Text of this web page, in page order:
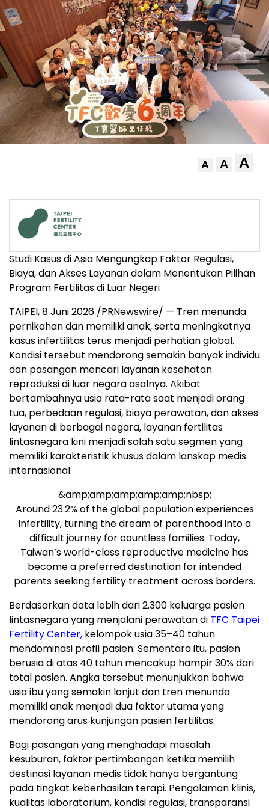
A A A
Studi Kasus di Asia Mengungkap Faktor Regulasi,
Biaya, dan Akses Layanan dalam Menentukan Pilihan
Program Fertilitas di Luar Negeri
TAIPEI, 8 Juni 2026 /PRNewswire/ — Tren menunda
pernikahan dan memiliki anak, serta meningkatnya
kasus infertilitas terus menjadi perhatian global.
Kondisi tersebut mendorong semakin banyak individu
dan pasangan mencari layanan kesehatan
reproduksi di luar negara asalnya. Akibat
bertambahnya usia rata-rata saat menjadi orang
tua, perbedaan regulasi, biaya perawatan, dan akses
layanan di berbagai negara, layanan fertilitas
lintasnegara kini menjadi salah satu segmen yang
memiliki karakteristik khusus dalam lanskap medis
internasional.
&amp;amp;amp;amp;amp;nbsp;
Around 23.2% of the global population experiences
infertility, turning the dream of parenthood into a
difficult journey for countless families. Today,
Taiwan’s world-class reproductive medicine has
become a preferred destination for intended
parents seeking fertility treatment across borders.
Berdasarkan data lebih dari 2.300 keluarga pasien
lintasnegara yang menjalani perawatan di TFC Taipei
Fertility Center, kelompok usia 35–40 tahun
mendominasi profil pasien. Sementara itu, pasien
berusia di atas 40 tahun mencakup hampir 30% dari
total pasien. Angka tersebut menunjukkan bahwa
usia ibu yang semakin lanjut dan tren menunda
memiliki anak menjadi dua faktor utama yang
mendorong arus kunjungan pasien fertilitas.
Bagi pasangan yang menghadapi masalah
kesuburan, faktor pertimbangan ketika memilih
destinasi layanan medis tidak hanya bergantung
pada tingkat keberhasilan terapi. Pengalaman klinis,
kualitas laboratorium, kondisi regulasi, transparansi